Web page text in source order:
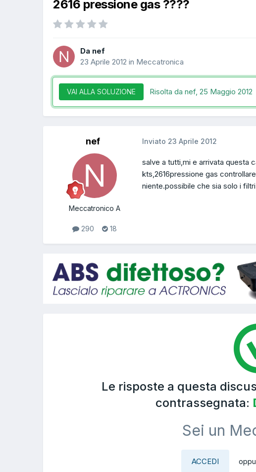
2616 pressione gas ????
Da nef
23 Aprile 2012 in Meccatronica
VAI ALLA SOLUZIONE Risolta da nef, 25 Maggio 2012
nef
Meccatronico A
290 18
Inviato 23 Aprile 2012
salve a tutti,mi e arrivata questa
kts,2616pressione gas
niente.possibile che sia solo i
Le risposte a questa
contrassegnata:
Sei un
ACCEDI